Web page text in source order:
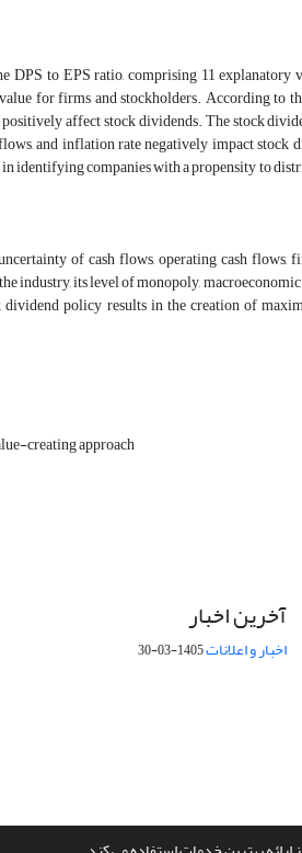
to EPS ratio, comprising 11 explanatory
for firms and stockholders. According to
affect stock dividends. The stock
and inflation rate negatively impact stock
identifying companies with a propensity to
of cash flows, operating cash flows,
industry, its level of monopoly,
policy results in the creation of
creating approach
آخرین اخبار
اخبار و اعلانات1405-03-30
سازی ازسیناوب